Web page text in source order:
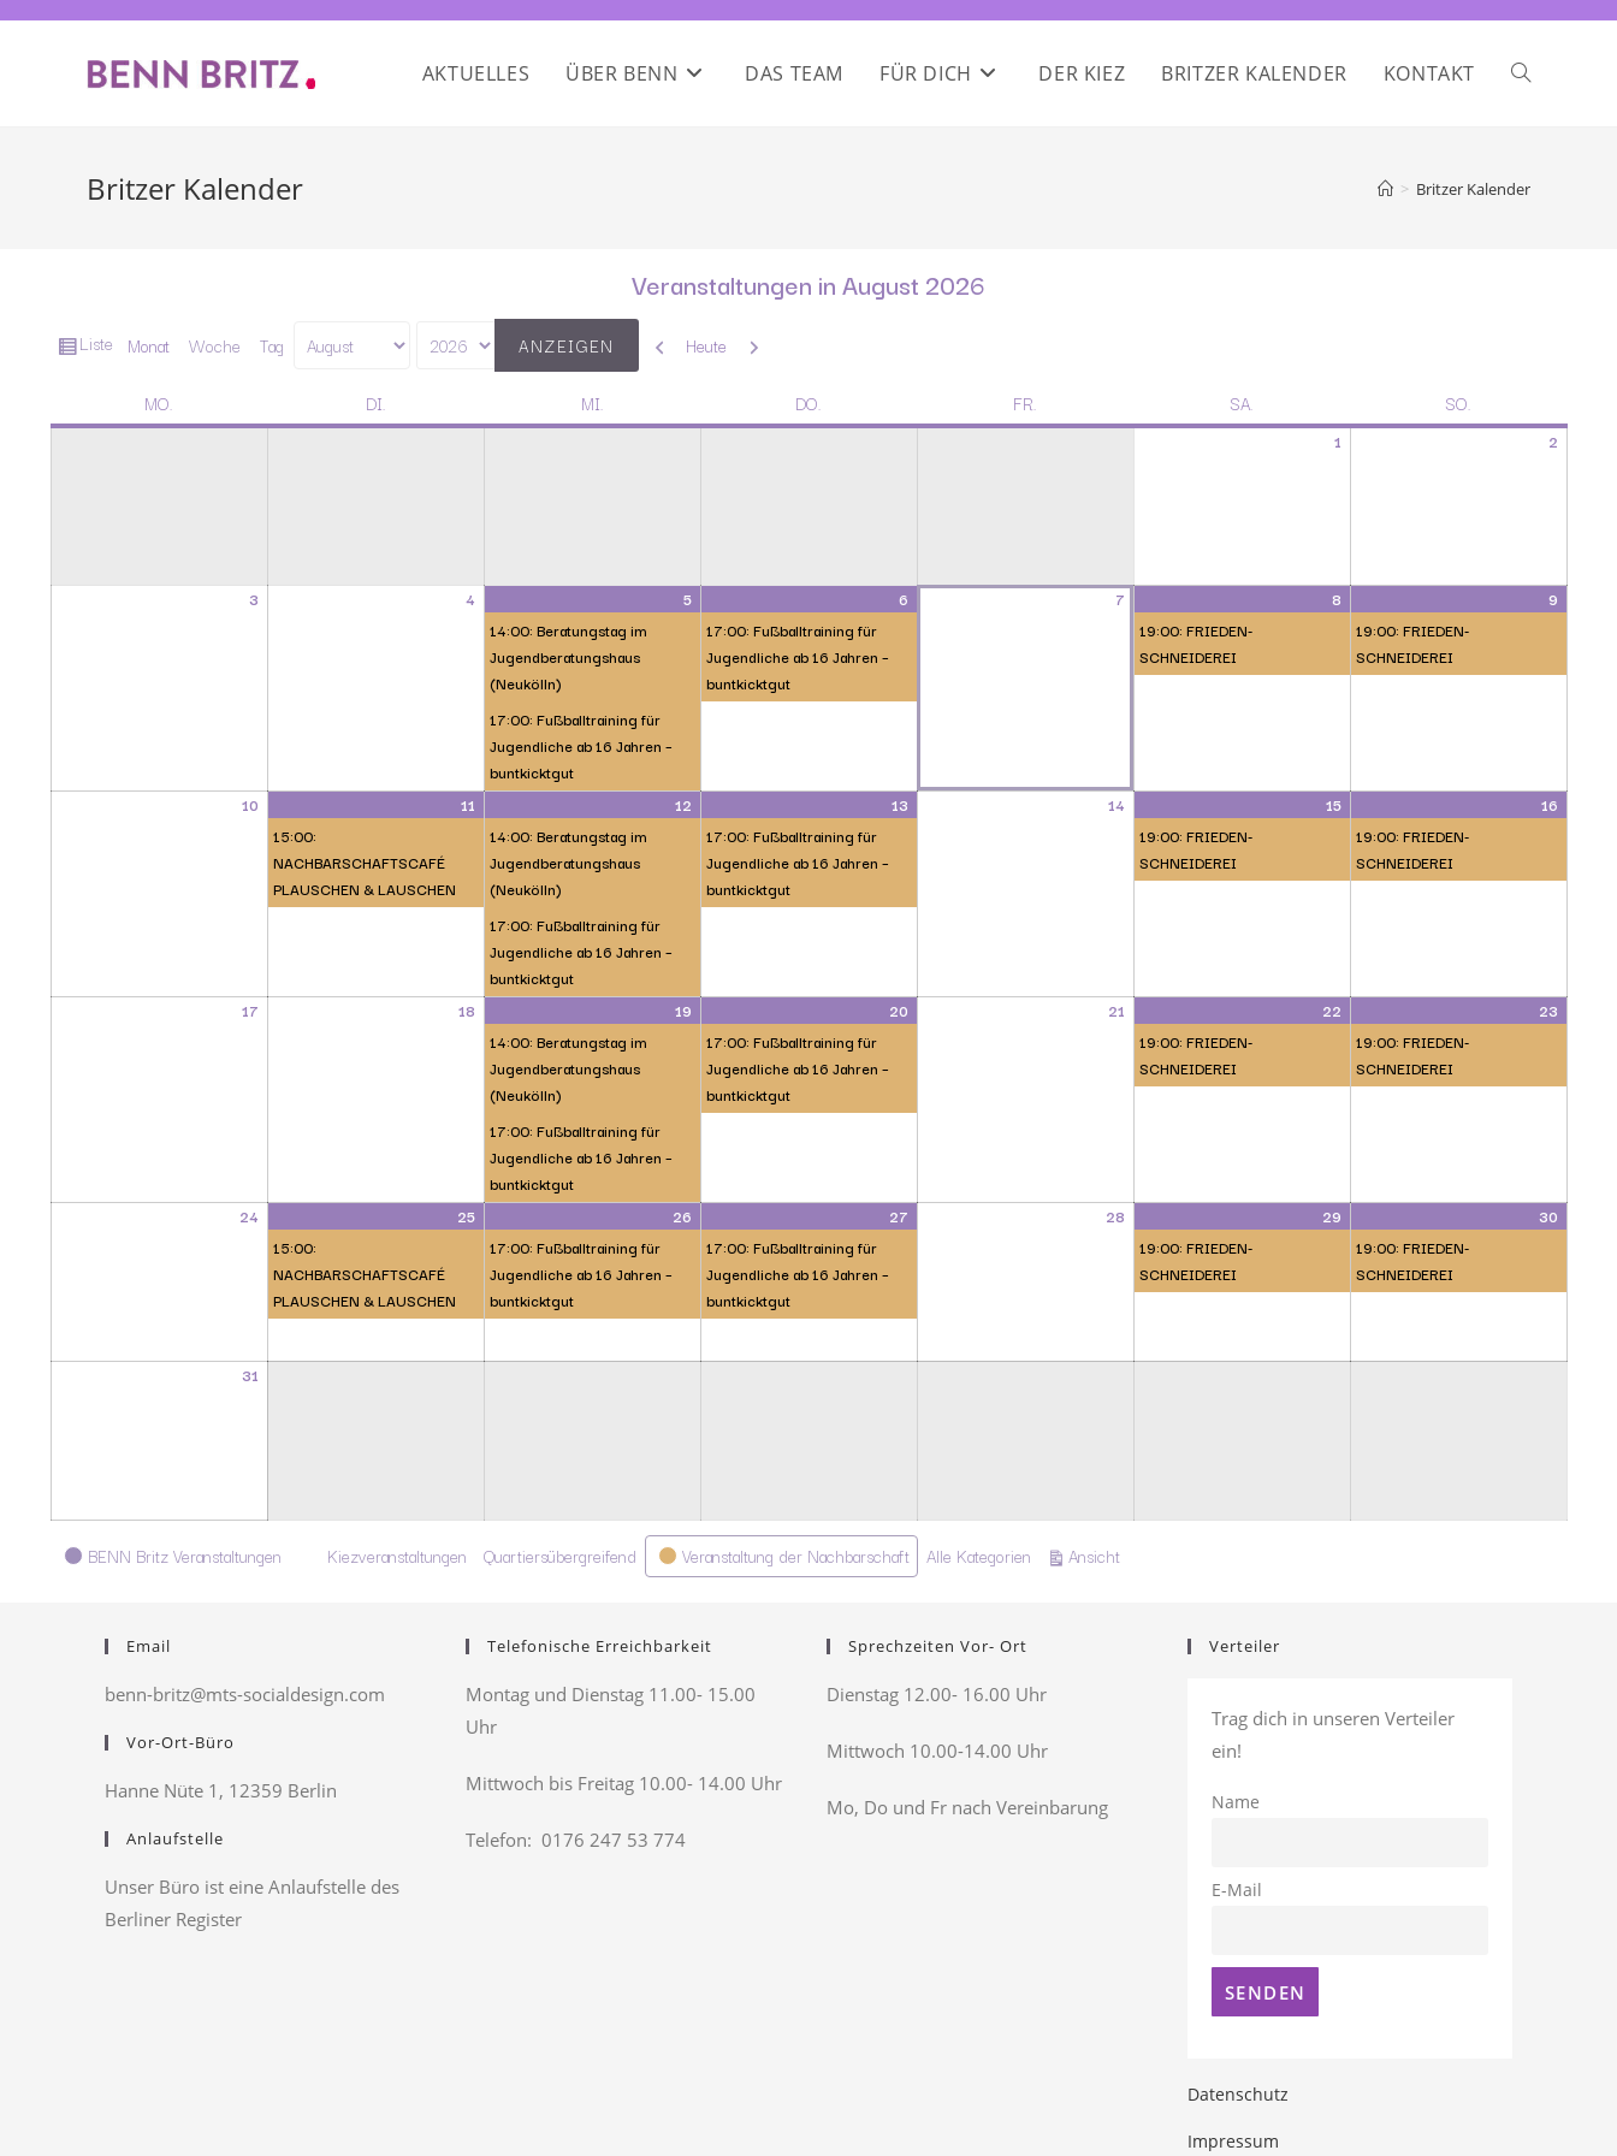
AKTUELLES ÜBER BENN DAS TEAM FÜR DICH DER KIEZ BRITZER KALENDER KONTAKT
Britzer Kalender > Britzer Kalender
Veranstaltungen in August 2026
Ansicht
Liste Monat Woche Tag
Monat
Jahr
Zurück
Heute Weiter
MO. DI. MI. DO. FR. SA. SO.
1 2
3 4
5
14:00: Beratungstag im
Jugendberatungshaus
(Neukölln)
17:00: Fußballtraining für
Jugendliche ab 16 Jahren –
buntkicktgut
6
17:00: Fußballtraining für
Jugendliche ab 16 Jahren –
buntkicktgut
7
8
19:00: FRIEDEN-
SCHNEIDEREI
9
19:00: FRIEDEN-
SCHNEIDEREI
10
11
15:00:
NACHBARSCHAFTSCAFÉ
PLAUSCHEN & LAUSCHEN
12
14:00: Beratungstag im
Jugendberatungshaus
(Neukölln)
17:00: Fußballtraining für
Jugendliche ab 16 Jahren –
buntkicktgut
13
17:00: Fußballtraining für
Jugendliche ab 16 Jahren –
buntkicktgut
14
15
19:00: FRIEDEN-
SCHNEIDEREI
16
19:00: FRIEDEN-
SCHNEIDEREI
17 18
19
14:00: Beratungstag im
Jugendberatungshaus
(Neukölln)
17:00: Fußballtraining für
Jugendliche ab 16 Jahren –
buntkicktgut
20
17:00: Fußballtraining für
Jugendliche ab 16 Jahren –
buntkicktgut
21
22
19:00: FRIEDEN-
SCHNEIDEREI
23
19:00: FRIEDEN-
SCHNEIDEREI
24
25
15:00:
NACHBARSCHAFTSCAFÉ
PLAUSCHEN & LAUSCHEN
26
17:00: Fußballtraining für
Jugendliche ab 16 Jahren –
buntkicktgut
27
17:00: Fußballtraining für
Jugendliche ab 16 Jahren –
buntkicktgut
28
29
19:00: FRIEDEN-
SCHNEIDEREI
30
19:00: FRIEDEN-
SCHNEIDEREI
31
Kategorien
BENN Britz Veranstaltungen Kiezveranstaltungen Quartiersübergreifend Veranstaltung der Nachbarschaft Alle Kategorien Ansichtausdrucken
Email
benn-britz@mts-socialdesign.com
Vor-Ort-Büro
Hanne Nüte 1, 12359 Berlin
Anlaufstelle
Unser Büro ist eine Anlaufstelle des
Berliner Register
Telefonische Erreichbarkeit
Montag und Dienstag 11.00- 15.00
Uhr
Mittwoch bis Freitag 10.00- 14.00 Uhr
Telefon: 0176 247 53 774
Sprechzeiten Vor- Ort
Dienstag 12.00- 16.00 Uhr
Mittwoch 10.00-14.00 Uhr
Mo, Do und Fr nach Vereinbarung
Verteiler
Trag dich in unseren Verteiler
ein!
Name
E-Mail
Datenschutz
Impressum